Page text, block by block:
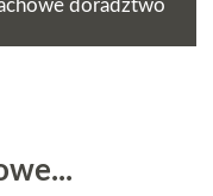
doradztwo